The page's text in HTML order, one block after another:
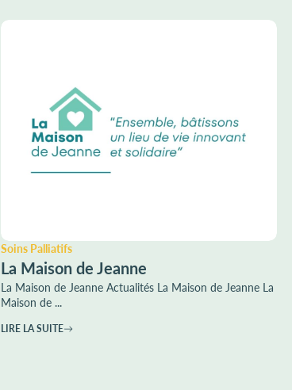
Soins Palliatifs
La Maison de Jeanne
La Maison de Jeanne Actualités La Maison de Jeanne La
Maison de ...
LIRE LA SUITE